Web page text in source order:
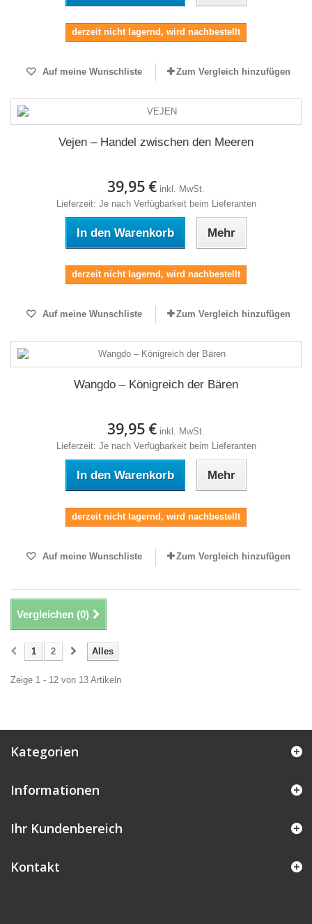
derzeit nicht lagernd, wird nachbestellt
Auf meine Wunschliste Zum Vergleich hinzufügen
Vejen – Handel zwischen den Meeren
39,95 € inkl. MwSt.
Lieferzeit: Je nach Verfügbarkeit beim Lieferanten
In den Warenkorb Mehr
derzeit nicht lagernd, wird nachbestellt
Auf meine Wunschliste Zum Vergleich hinzufügen
Wangdo – Königreich der Bären
39,95 € inkl. MwSt.
Lieferzeit: Je nach Verfügbarkeit beim Lieferanten
In den Warenkorb Mehr
derzeit nicht lagernd, wird nachbestellt
Auf meine Wunschliste Zum Vergleich hinzufügen
Vergleichen (0)
Alles
1 2
Zeige 1 - 12 von 13 Artikeln
Kategorien
Informationen
Ihr Kundenbereich
Kontakt